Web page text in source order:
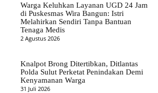
Warga Keluhkan Layanan UGD 24 Jam
di Puskesmas Wira Bangun: Istri
Melahirkan Sendiri Tanpa Bantuan
Tenaga Medis
2 Agustus 2026
Knalpot Brong Ditertibkan, Ditlantas
Polda Sulut Perketat Penindakan Demi
Kenyamanan Warga
31 Juli 2026